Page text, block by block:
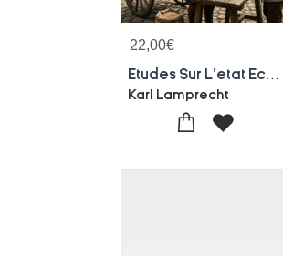
22,00€
Karl Lamprecht